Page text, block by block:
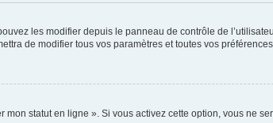
les modifier depuis le panneau de contrôle de
de modifier tous vos paramètres et toutes vos préférences.
statut en ligne ». Si vous activez cette option, vous ne